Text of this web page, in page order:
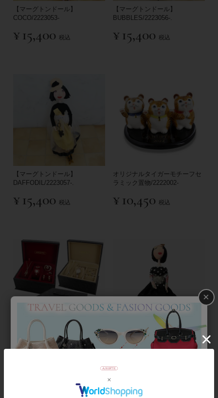
【マーグトンドール】
COCO/2223053-
¥ 15,400 税込
【マーグトンドール】
BUBBLES/2223056-.
¥ 15,400 税込
【マーグトンドール】
DAFFODIL/2223057-.
¥ 15,400 税込
オリジナルタイガーモチーフセ
ラミック置物/2222002-
¥ 10,450 税込
ジュエリーボックス/2022521- マーグトン ブラック/2022009-
×